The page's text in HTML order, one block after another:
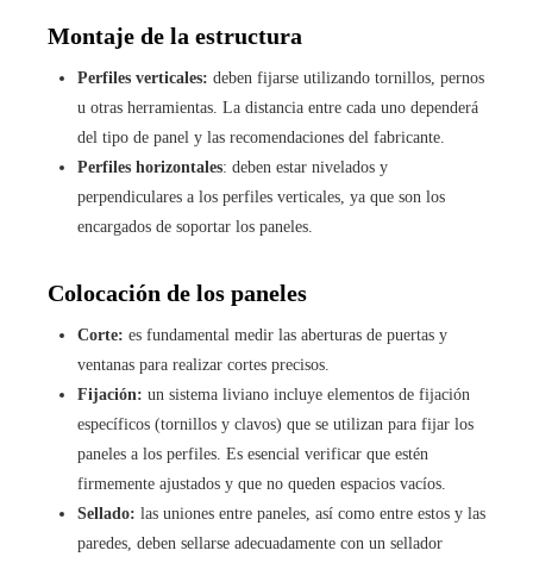
Montaje de la estructura
Perfiles verticales: deben fijarse utilizando tornillos, pernos
u otras herramientas. La distancia entre cada uno dependerá
del tipo de panel y las recomendaciones del fabricante.
Perfiles horizontales: deben estar nivelados y
perpendiculares a los perfiles verticales, ya que son los
encargados de soportar los paneles.
Colocación de los paneles
Corte: es fundamental medir las aberturas de puertas y
ventanas para realizar cortes precisos.
Fijación: un sistema liviano incluye elementos de fijación
específicos (tornillos y clavos) que se utilizan para fijar los
paneles a los perfiles. Es esencial verificar que estén
firmemente ajustados y que no queden espacios vacíos.
Sellado: las uniones entre paneles, así como entre estos y las
paredes, deben sellarse adecuadamente con un sellador